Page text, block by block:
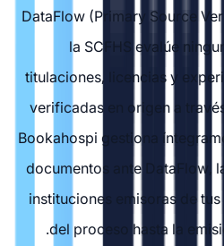
DataFlow (Primary Source
la SCFHS evalúe
titulaciones, licencias y
verificadas en origen a
Bookahospi gestiona
documentos ante DataFlow,
instituciones emisoras de tus
del proceso hasta la